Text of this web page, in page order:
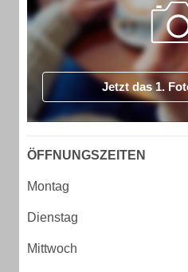
Jetzt das 1.
ÖFFNUNGSZEITEN
Montag
Dienstag
Mittwoch